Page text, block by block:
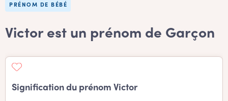
PRÉNOM DE BÉBÉ
Victor est un prénom de Garçon
Signification du prénom Victor